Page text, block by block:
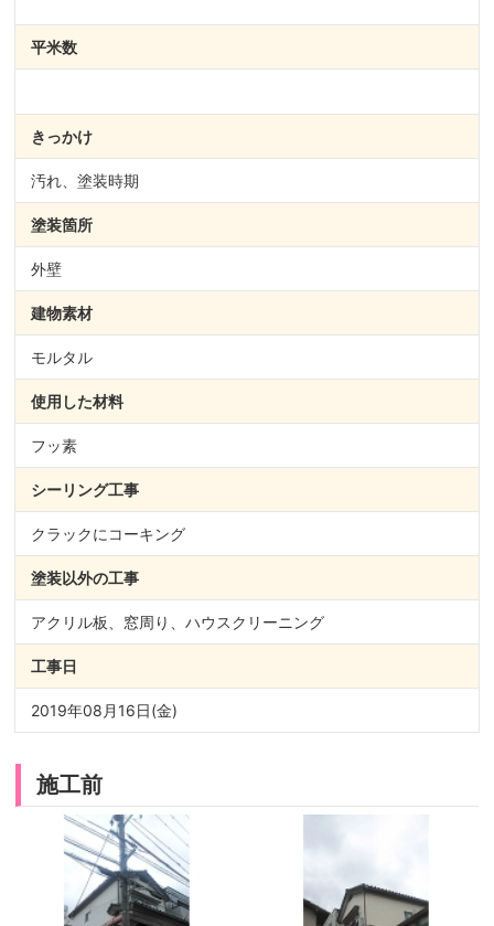
平米数
きっかけ
汚れ、塗装時期
塗装箇所
外壁
建物素材
モルタル
使用した材料
フッ素
シーリング工事
クラックにコーキング
塗装以外の工事
アクリル板、窓周り、ハウスクリーニング
工事日
2019年08月16日(金)
施工前